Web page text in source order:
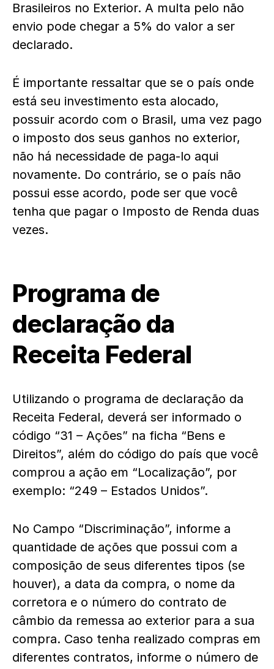
Brasileiros no Exterior. A multa pelo não
envio pode chegar a 5% do valor a ser
declarado.
É importante ressaltar que se o país onde
está seu investimento esta alocado,
possuir acordo com o Brasil, uma vez pago
o imposto dos seus ganhos no exterior,
não há necessidade de paga-lo aqui
novamente. Do contrário, se o país não
possui esse acordo, pode ser que você
tenha que pagar o Imposto de Renda duas
vezes.
Programa de
declaração da
Receita Federal
Utilizando o programa de declaração da
Receita Federal, deverá ser informado o
código “31 – Ações” na ficha “Bens e
Direitos”, além do código do país que você
comprou a ação em “Localização”, por
exemplo: “249 – Estados Unidos”.
No Campo “Discriminação”, informe a
quantidade de ações que possui com a
composição de seus diferentes tipos (se
houver), a data da compra, o nome da
corretora e o número do contrato de
câmbio da remessa ao exterior para a sua
compra. Caso tenha realizado compras em
diferentes contratos, informe o número de